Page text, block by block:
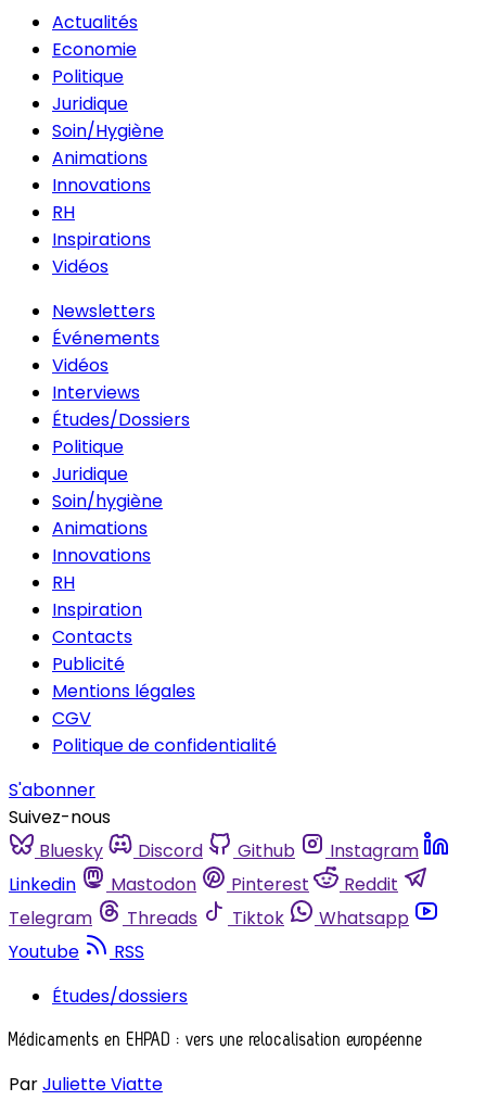
Actualités
Economie
Politique
Juridique
Soin/Hygiène
Animations
Innovations
RH
Inspirations
Vidéos
Newsletters
Événements
Vidéos
Interviews
Études/Dossiers
Politique
Juridique
Soin/hygiène
Animations
Innovations
RH
Inspiration
Contacts
Publicité
Mentions légales
CGV
Politique de confidentialité
S'abonner
Suivez-nous
Bluesky
Discord Github
Instagram
Linkedin
Mastodon Pinterest
Reddit
Telegram
Threads Tiktok
Whatsapp
Youtube
RSS
Études/dossiers
Médicaments en EHPAD : vers une relocalisation européenne
ParJuliette Viatte